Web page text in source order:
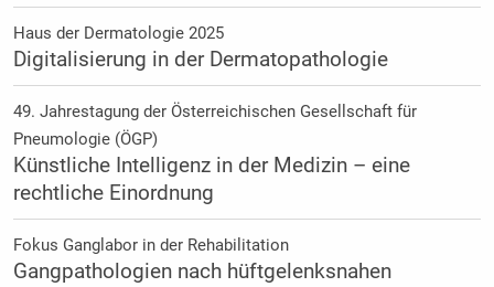
Haus der Dermatologie 2025
Digitalisierung in der Dermatopathologie
49. Jahrestagung der Österreichischen Gesellschaft für
Pneumologie (ÖGP)
Künstliche Intelligenz in der Medizin – eine
rechtliche Einordnung
Fokus Ganglabor in der Rehabilitation
Gangpathologien nach hüftgelenksnahen